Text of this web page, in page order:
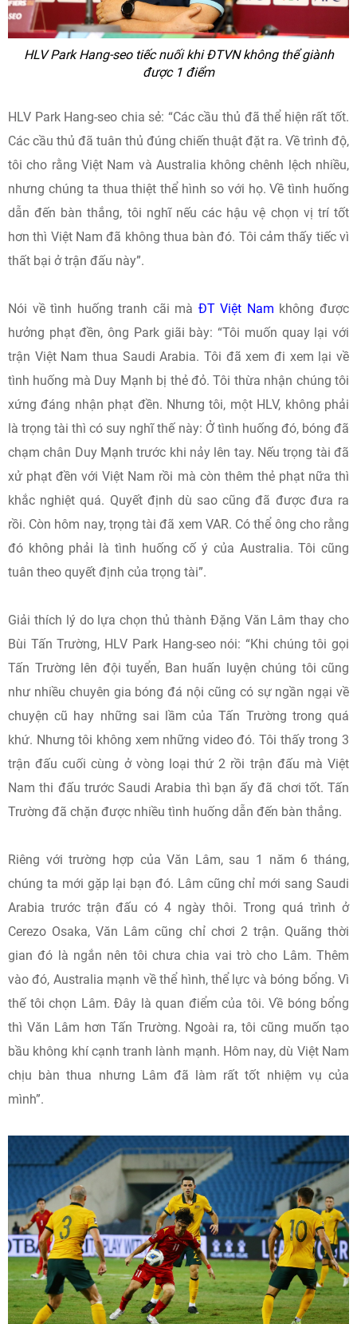
HLV Park Hang-seo tiếc nuối khi ĐTVN không thể giành
được 1 điểm
HLV Park Hang-seo chia sẻ: “Các cầu thủ đã thể hiện rất tốt.
Các cầu thủ đã tuân thủ đúng chiến thuật đặt ra. Về trình độ,
tôi cho rằng Việt Nam và Australia không chênh lệch nhiều,
nhưng chúng ta thua thiệt thể hình so với họ. Về tình huống
dẫn đến bàn thắng, tôi nghĩ nếu các hậu vệ chọn vị trí tốt
hơn thì Việt Nam đã không thua bàn đó. Tôi cảm thấy tiếc vì
thất bại ở trận đấu này”.
Nói về tình huống tranh cãi mà ĐT Việt Nam không được
hưởng phạt đền, ông Park giãi bày: “Tôi muốn quay lại với
trận Việt Nam thua Saudi Arabia. Tôi đã xem đi xem lại về
tình huống mà Duy Mạnh bị thẻ đỏ. Tôi thừa nhận chúng tôi
xứng đáng nhận phạt đền. Nhưng tôi, một HLV, không phải
là trọng tài thì có suy nghĩ thế này: Ở tình huống đó, bóng đã
chạm chân Duy Mạnh trước khi nảy lên tay. Nếu trọng tài đã
xử phạt đền với Việt Nam rồi mà còn thêm thẻ phạt nữa thì
khắc nghiệt quá. Quyết định dù sao cũng đã được đưa ra
rồi. Còn hôm nay, trọng tài đã xem VAR. Có thể ông cho rằng
đó không phải là tình huống cố ý của Australia. Tôi cũng
tuân theo quyết định của trọng tài”.
Giải thích lý do lựa chọn thủ thành Đặng Văn Lâm thay cho
Bùi Tấn Trường, HLV Park Hang-seo nói: “Khi chúng tôi gọi
Tấn Trường lên đội tuyển, Ban huấn luyện chúng tôi cũng
như nhiều chuyên gia bóng đá nội cũng có sự ngần ngại về
chuyện cũ hay những sai lầm của Tấn Trường trong quá
khứ. Nhưng tôi không xem những video đó. Tôi thấy trong 3
trận đấu cuối cùng ở vòng loại thứ 2 rồi trận đấu mà Việt
Nam thi đấu trước Saudi Arabia thì bạn ấy đã chơi tốt. Tấn
Trường đã chặn được nhiều tình huống dẫn đến bàn thắng.
Riêng với trường hợp của Văn Lâm, sau 1 năm 6 tháng,
chúng ta mới gặp lại bạn đó. Lâm cũng chỉ mới sang Saudi
Arabia trước trận đấu có 4 ngày thôi. Trong quá trình ở
Cerezo Osaka, Văn Lâm cũng chỉ chơi 2 trận. Quãng thời
gian đó là ngắn nên tôi chưa chia vai trò cho Lâm. Thêm
vào đó, Australia mạnh về thể hình, thể lực và bóng bổng. Vì
thế tôi chọn Lâm. Đây là quan điểm của tôi. Về bóng bổng
thì Văn Lâm hơn Tấn Trường. Ngoài ra, tôi cũng muốn tạo
bầu không khí cạnh tranh lành mạnh. Hôm nay, dù Việt Nam
chịu bàn thua nhưng Lâm đã làm rất tốt nhiệm vụ của
mình”.